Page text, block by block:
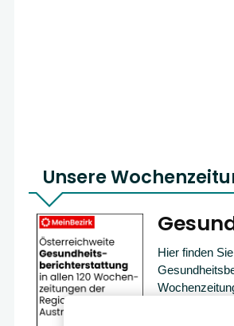
Unsere
Hier finden